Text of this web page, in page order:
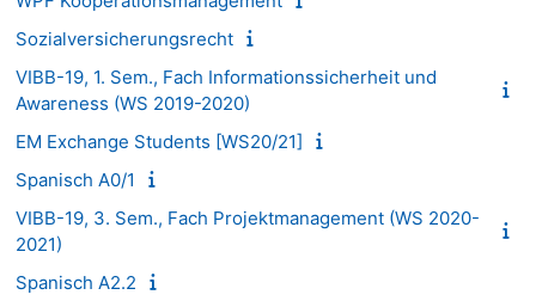
Sozialversicherungsrecht
VIBB-19, 1. Sem., Fach Informationssicherheit und
Awareness (WS 2019-2020)
EM Exchange Students [WS20/21]
Spanisch A0/1
VIBB-19, 3. Sem., Fach Projektmanagement (WS 2020-
2021)
Spanisch A2.2